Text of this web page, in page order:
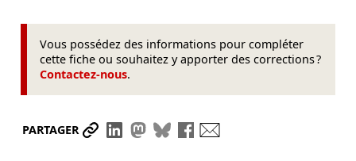
Vous possédez des informations pour compléter
cette fiche ou souhaitez y apporter des corrections ?
Contactez-nous.
PARTAGER Partager le lien
Partager sur LinkedIn
Partager sur Mastodon
Partager sur Bluesky
Partager sur Facebook